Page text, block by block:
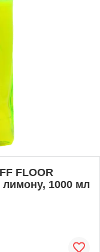
FLOOR
лимону, 1000 мл